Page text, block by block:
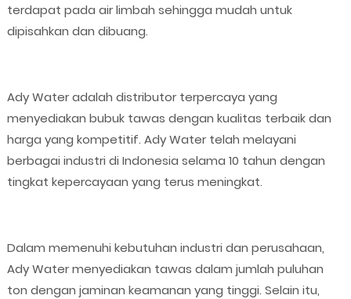
terdapat pada air limbah sehingga mudah untuk
dipisahkan dan dibuang.
Ady Water adalah distributor terpercaya yang
menyediakan bubuk tawas dengan kualitas terbaik dan
harga yang kompetitif. Ady Water telah melayani
berbagai industri di Indonesia selama 10 tahun dengan
tingkat kepercayaan yang terus meningkat.
Dalam memenuhi kebutuhan industri dan perusahaan,
Ady Water menyediakan tawas dalam jumlah puluhan
ton dengan jaminan keamanan yang tinggi. Selain itu,